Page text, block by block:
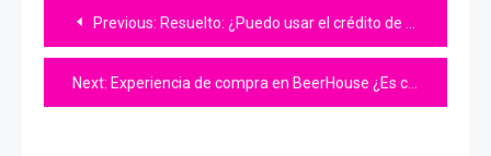
Navegación
de
entradas
Previous: Resuelto: ¿Puedo usar el crédito de MERCADO CRÉDITO con mi tarjeta de Mercado Pago?
Next: Experiencia de compra en BeerHouse ¿Es confiable? ¿Llegan bien las cervezas?